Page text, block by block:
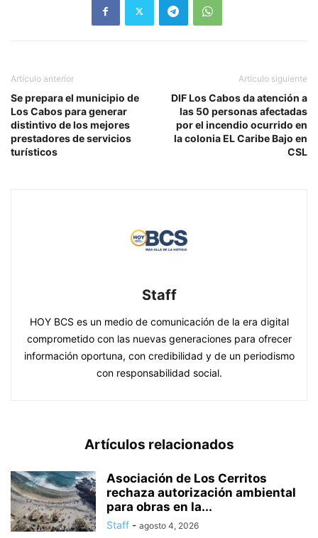
Artículo anterior
Se prepara el municipio de
Los Cabos para generar
distintivo de los mejores
prestadores de servicios
turísticos
Artículo siguiente
DIF Los Cabos da atención a
las 50 personas afectadas
por el incendio ocurrido en
la colonia EL Caribe Bajo en
CSL
Staff
HOY BCS es un medio de comunicación de la era digital
comprometido con las nuevas generaciones para ofrecer
información oportuna, con credibilidad y de un periodismo
con responsabilidad social.
Artículos relacionados
Asociación de Los Cerritos
rechaza autorización ambiental
para obras en la...
Staff - agosto 4, 2026